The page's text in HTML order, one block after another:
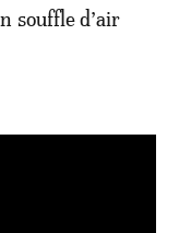
souffle d’air